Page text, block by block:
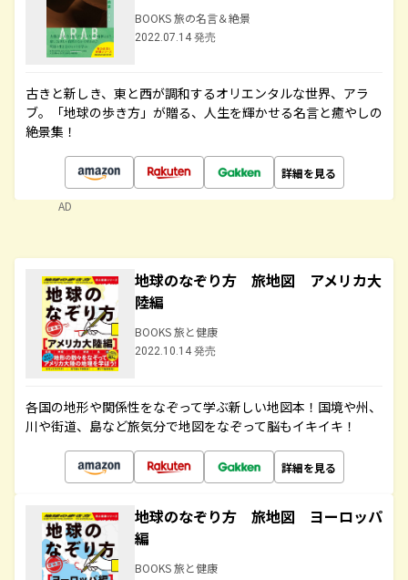
BOOKS 旅の名言＆絶景
2022.07.14 発売
古きと新しき、東と西が調和するオリエンタルな世界、アラ
ブ。「地球の歩き方」が贈る、人生を輝かせる名言と癒やしの
絶景集！
詳細を見る
AD
地球のなぞり方 旅地図 アメリカ大
陸編
BOOKS 旅と健康
2022.10.14 発売
各国の地形や関係性をなぞって学ぶ新しい地図本！国境や州、
川や街道、島など旅気分で地図をなぞって脳もイキイキ！
詳細を見る
地球のなぞり方 旅地図 ヨーロッパ
編
BOOKS 旅と健康